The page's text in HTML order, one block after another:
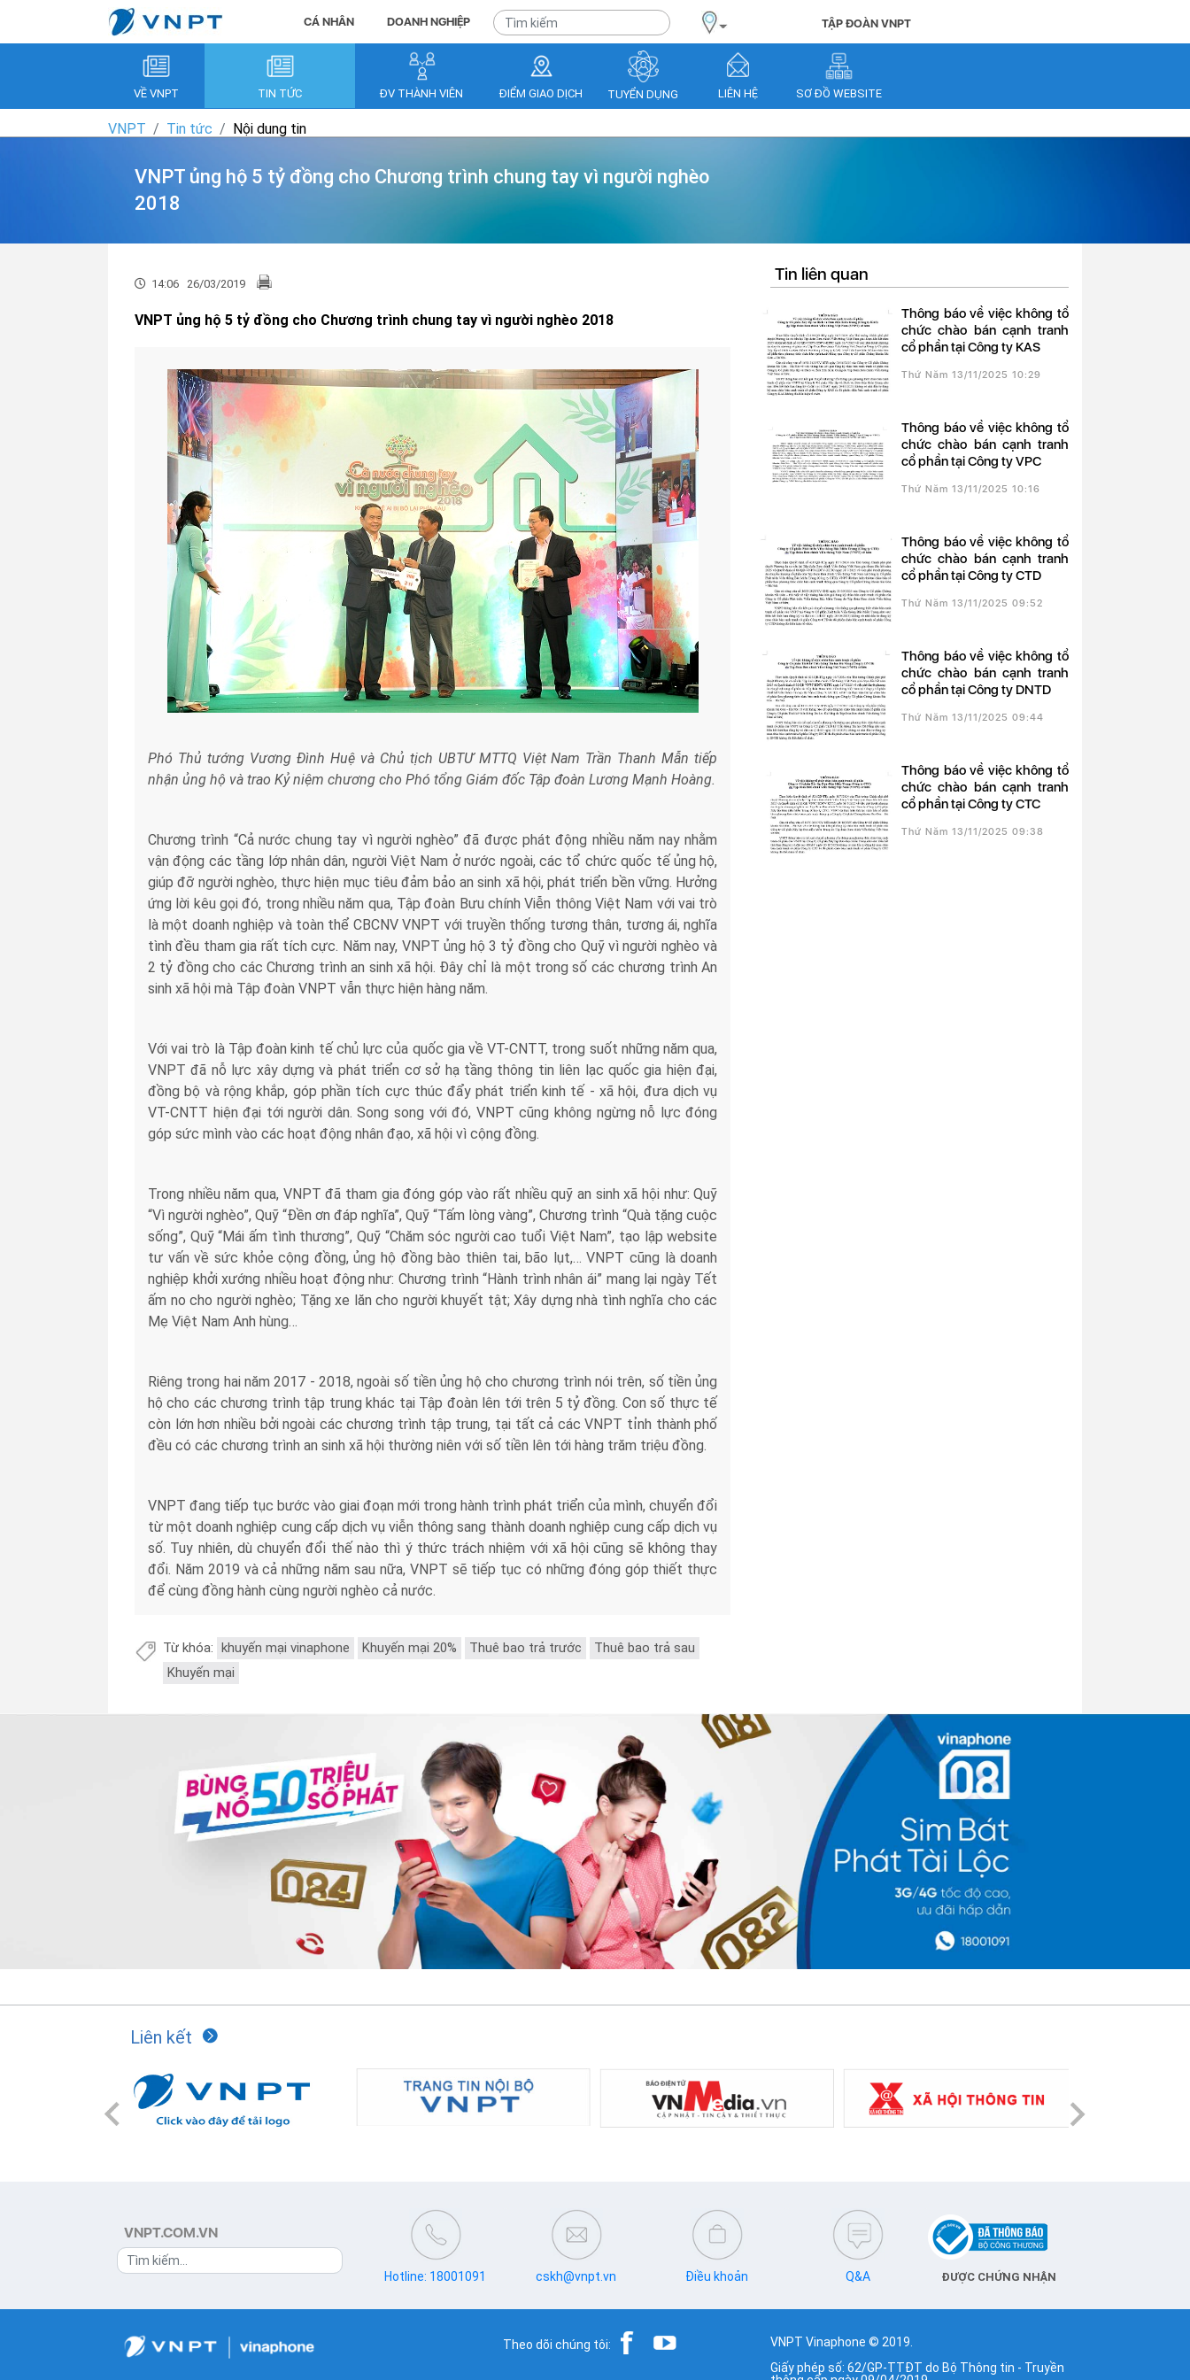
CÁ NHÂN DOANH NGHIỆP TẬP ĐOÀN VNPT
VỀ VNPT TIN TỨC ĐV THÀNH VIÊN ĐIỂM GIAO DỊCH TUYỂN DỤNG LIÊN HỆ SƠ ĐỒ WEBSITE
VNPT Tin tức Nội dung tin
VNPT ủng hộ 5 tỷ đồng cho Chương trình chung tay vì người nghèo
2018
14:06 26/03/2019
VNPT ủng hộ 5 tỷ đồng cho Chương trình chung tay vì người nghèo 2018
Phó Thủ tướng Vương Đình Huệ và Chủ tịch UBTƯ MTTQ Việt Nam Trần Thanh Mẫn tiếp
nhận ủng hộ và trao Kỷ niệm chương cho Phó tổng Giám đốc Tập đoàn Lương Mạnh Hoàng.
Chương trình “Cả nước chung tay vì người nghèo” đã được phát động nhiều năm nay nhằm
vận động các tầng lớp nhân dân, người Việt Nam ở nước ngoài, các tổ chức quốc tế ủng hộ,
giúp đỡ người nghèo, thực hiện mục tiêu đảm bảo an sinh xã hội, phát triển bền vững. Hưởng
ứng lời kêu gọi đó, trong nhiều năm qua, Tập đoàn Bưu chính Viễn thông Việt Nam với vai trò
là một doanh nghiệp và toàn thể CBCNV VNPT với truyền thống tương thân, tương ái, nghĩa
tình đều tham gia rất tích cực. Năm nay, VNPT ủng hộ 3 tỷ đồng cho Quỹ vì người nghèo và
2 tỷ đồng cho các Chương trình an sinh xã hội. Đây chỉ là một trong số các chương trình An
sinh xã hội mà Tập đoàn VNPT vẫn thực hiện hàng năm.
Với vai trò là Tập đoàn kinh tế chủ lực của quốc gia về VT-CNTT, trong suốt những năm qua,
VNPT đã nỗ lực xây dựng và phát triển cơ sở hạ tầng thông tin liên lạc quốc gia hiện đại,
đồng bộ và rộng khắp, góp phần tích cực thúc đẩy phát triển kinh tế - xã hội, đưa dịch vụ
VT-CNTT hiện đại tới người dân. Song song với đó, VNPT cũng không ngừng nỗ lực đóng
góp sức mình vào các hoạt động nhân đạo, xã hội vì cộng đồng.
Trong nhiều năm qua, VNPT đã tham gia đóng góp vào rất nhiều quỹ an sinh xã hội như: Quỹ
“Vì người nghèo”, Quỹ “Đền ơn đáp nghĩa”, Quỹ “Tấm lòng vàng”, Chương trình “Quà tặng cuộc
sống”, Quỹ “Mái ấm tình thương”, Quỹ “Chăm sóc người cao tuổi Việt Nam”, tạo lập website
tư vấn về sức khỏe cộng đồng, ủng hộ đồng bào thiên tai, bão lụt,… VNPT cũng là doanh
nghiệp khởi xướng nhiều hoạt động như: Chương trình “Hành trình nhân ái” mang lại ngày Tết
ấm no cho người nghèo; Tặng xe lăn cho người khuyết tật; Xây dựng nhà tình nghĩa cho các
Mẹ Việt Nam Anh hùng…
Riêng trong hai năm 2017 - 2018, ngoài số tiền ủng hộ cho chương trình nói trên, số tiền ủng
hộ cho các chương trình tập trung khác tại Tập đoàn lên tới trên 5 tỷ đồng. Con số thực tế
còn lớn hơn nhiều bởi ngoài các chương trình tập trung, tại tất cả các VNPT tỉnh thành phố
đều có các chương trình an sinh xã hội thường niên với số tiền lên tới hàng trăm triệu đồng.
VNPT đang tiếp tục bước vào giai đoạn mới trong hành trình phát triển của mình, chuyển đổi
từ một doanh nghiệp cung cấp dịch vụ viễn thông sang thành doanh nghiệp cung cấp dịch vụ
số. Tuy nhiên, dù chuyển đổi thế nào thì ý thức trách nhiệm với xã hội cũng sẽ không thay
đổi. Năm 2019 và cả những năm sau nữa, VNPT sẽ tiếp tục có những đóng góp thiết thực
để cùng đồng hành cùng người nghèo cả nước.
Từ khóa: khuyến mại vinaphone Khuyến mại 20% Thuê bao trả trước
Thuê bao trả sau
Khuyến mại
Tin liên quan
Thông báo về việc không tổ
chức chào bán cạnh tranh
cổ phần tại Công ty KAS
Thứ Năm 13/11/2025 10:29
Thông báo về việc không tổ
chức chào bán cạnh tranh
cổ phần tại Công ty VPC
Thứ Năm 13/11/2025 10:16
Thông báo về việc không tổ
chức chào bán cạnh tranh
cổ phần tại Công ty CTD
Thứ Năm 13/11/2025 09:52
Thông báo về việc không tổ
chức chào bán cạnh tranh
cổ phần tại Công ty DNTD
Thứ Năm 13/11/2025 09:44
Thông báo về việc không tổ
chức chào bán cạnh tranh
cổ phần tại Công ty CTC
Thứ Năm 13/11/2025 09:38
Liên kết
Previous Next
VNPT.COM.VN
Hotline: 18001091 cskh@vnpt.vn Điều khoản Q&A ĐƯỢC CHỨNG NHẬN
Theo dõi chúng tôi:
VNPT Vinaphone © 2019.
Giấy phép số: 62/GP-TTĐT do Bộ Thông tin - Truyền